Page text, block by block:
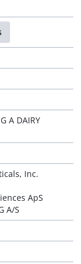
A DAIRY
Inc.
ApS
A/S